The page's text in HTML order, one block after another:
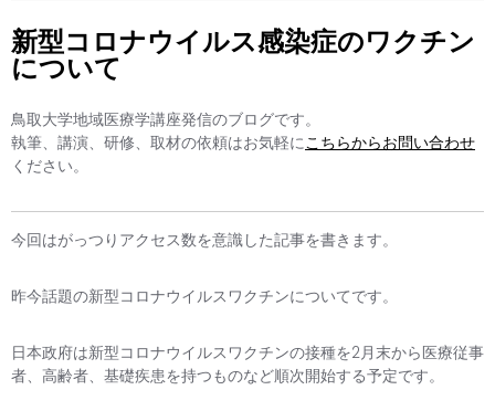
新型コロナウイルス感染症のワクチン
について
鳥取大学地域医療学講座発信のブログです。
執筆、講演、研修、取材の依頼はお気軽にこちらからお問い合わせ
ください。
今回はがっつりアクセス数を意識した記事を書きます。
昨今話題の新型コロナウイルスワクチンについてです。
日本政府は新型コロナウイルスワクチンの接種を2月末から医療従事
者、高齢者、基礎疾患を持つものなど順次開始する予定です。